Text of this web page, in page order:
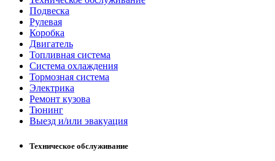
Подвеска
Рулевая
Коробка
Двигатель
Топливная система
Система охлаждения
Тормозная система
Электрика
Ремонт кузова
Тюнинг
Выезд и/или эвакуация
Техническое обслуживание